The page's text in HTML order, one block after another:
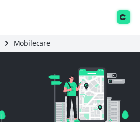
Mobilecare